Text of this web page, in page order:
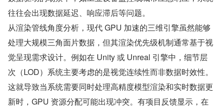
往往会出现数据延迟、响应滞后等问题。
从渲染管线角度分析，现代 GPU 加速的三维引擎虽然能够
处理大规模三角面片数据，但其渲染优先级机制通常基于视
觉呈现需求设计。例如在 Unity 或 Unreal 引擎中，细节层
次（LOD）系统主要考虑的是视觉连续性而非数据时效性。
这就导致当系统需要同时处理高精度模型渲染和实时数据更
新时，GPU 资源分配可能出现冲突。有项目反馈显示，在